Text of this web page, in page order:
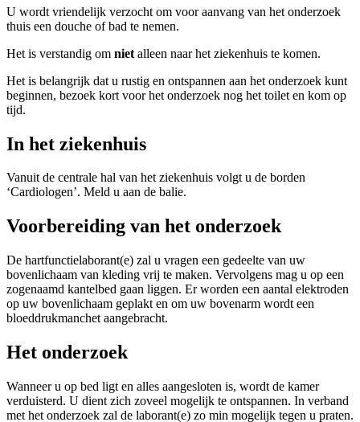
U wordt vriendelijk verzocht om voor aanvang van het onderzoek
thuis een douche of bad te nemen.
Het is verstandig om niet alleen naar het ziekenhuis te komen.
Het is belangrijk dat u rustig en ontspannen aan het onderzoek kunt
beginnen, bezoek kort voor het onderzoek nog het toilet en kom op
tijd.
In het ziekenhuis
Vanuit de centrale hal van het ziekenhuis volgt u de borden
‘Cardiologen’. Meld u aan de balie.
Voorbereiding van het onderzoek
De hartfunctielaborant(e) zal u vragen een gedeelte van uw
bovenlichaam van kleding vrij te maken. Vervolgens mag u op een
zogenaamd kantelbed gaan liggen. Er worden een aantal elektroden
op uw bovenlichaam geplakt en om uw bovenarm wordt een
bloeddrukmanchet aangebracht.
Het onderzoek
Wanneer u op bed ligt en alles aangesloten is, wordt de kamer
verduisterd. U dient zich zoveel mogelijk te ontspannen. In verband
met het onderzoek zal de laborant(e) zo min mogelijk tegen u praten.